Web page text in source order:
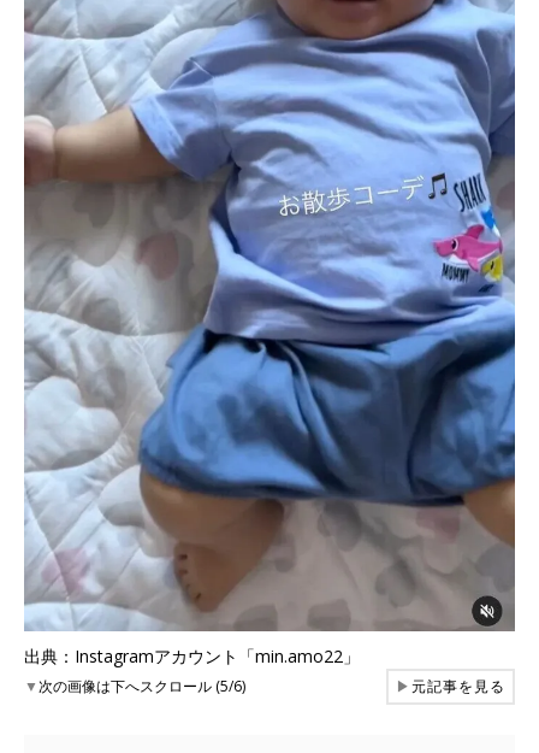
出典：Instagramアカウント「min.amo22」
▼次の画像は下へスクロール (5/6) ▶元記事を見る